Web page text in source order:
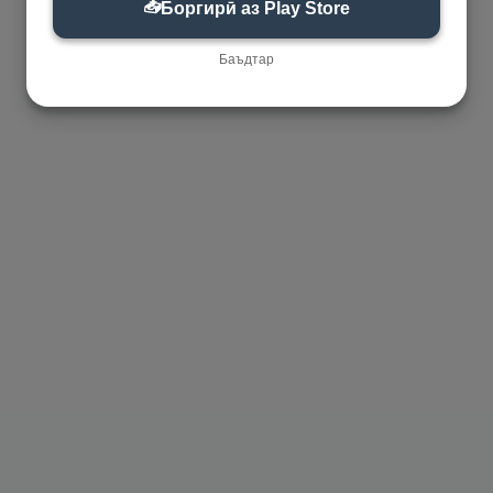
📥Боргирӣ аз Play Store
Баъдтар